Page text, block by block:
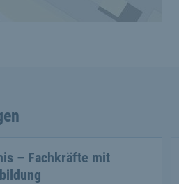
– Fachkräfte mit